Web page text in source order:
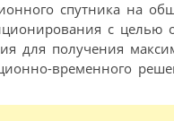
спутника на
с целью
для получения
временного